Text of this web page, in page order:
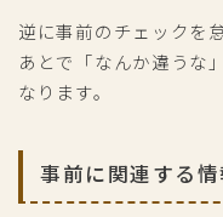
逆に事前のチェックを怠
あとで「なんか違うな
なります。
事前に関連する情